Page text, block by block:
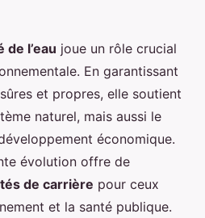
l’eau joue un rôle crucial
En garantissant
et propres, elle soutient
naturel, mais aussi le
économique.
évolution offre de
de carrière pour ceux
et la santé publique.